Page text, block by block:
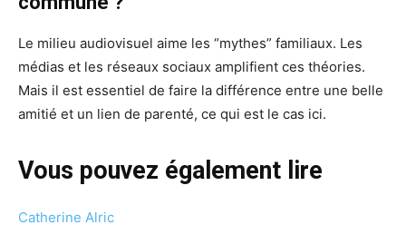
Le milieu audiovisuel aime les “mythes” familiaux. Les
médias et les réseaux sociaux amplifient ces théories.
Mais il est essentiel de faire la différence entre une belle
amitié et un lien de parenté, ce qui est le cas ici.
Vous pouvez également lire
Catherine Alric